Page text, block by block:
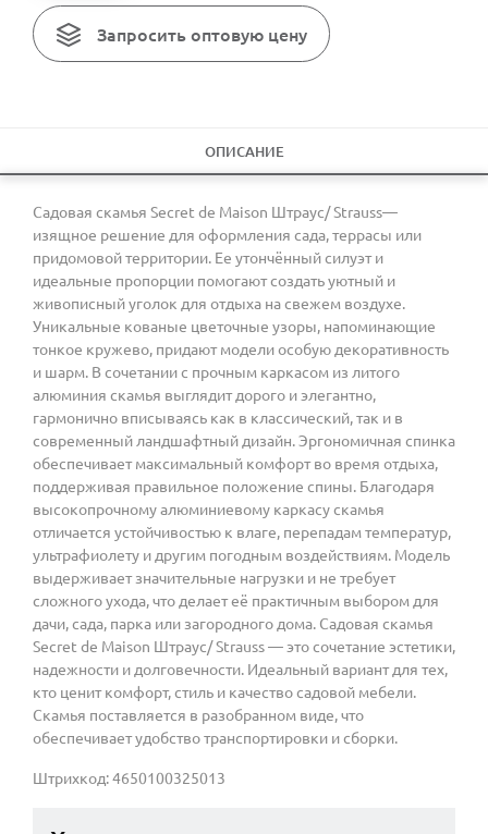
Запросить оптовую цену
ОПИСАНИЕ
Садовая скамья Secret de Maison Штраус/ Strauss—
изящное решение для оформления сада, террасы или
придомовой территории. Ее утончённый силуэт и
идеальные пропорции помогают создать уютный и
живописный уголок для отдыха на свежем воздухе.
Уникальные кованые цветочные узоры, напоминающие
тонкое кружево, придают модели особую декоративность
и шарм. В сочетании с прочным каркасом из литого
алюминия скамья выглядит дорого и элегантно,
гармонично вписываясь как в классический, так и в
современный ландшафтный дизайн. Эргономичная спинка
обеспечивает максимальный комфорт во время отдыха,
поддерживая правильное положение спины. Благодаря
высокопрочному алюминиевому каркасу скамья
отличается устойчивостью к влаге, перепадам температур,
ультрафиолету и другим погодным воздействиям. Модель
выдерживает значительные нагрузки и не требует
сложного ухода, что делает её практичным выбором для
дачи, сада, парка или загородного дома. Садовая скамья
Secret de Maison Штраус/ Strauss — это сочетание эстетики,
надежности и долговечности. Идеальный вариант для тех,
кто ценит комфорт, стиль и качество садовой мебели.
Скамья поставляется в разобранном виде, что
обеспечивает удобство транспортировки и сборки.
Штрихкод: 4650100325013